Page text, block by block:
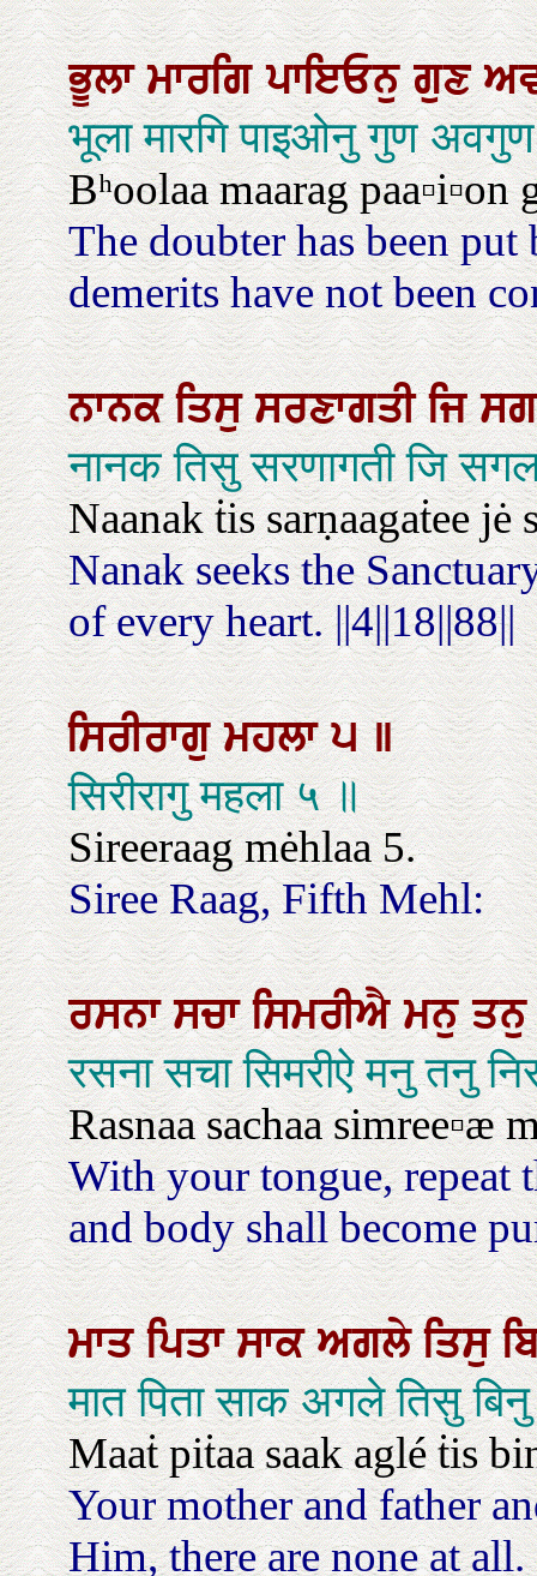
ਭੂਲਾਮਾਰਗਿਪਾਇਓਨੁਗੁਣ
भूला मारगि पाइओनु गुण अवगुण
Bʰoolaa maarag paa▫i▫on
The doubter has been
demerits have not been
ਨਾਨਕਤਿਸੁਸਰਣਾਗਤੀਜਿ
नानक तिसु सरणागती जि
Naanak ṫis sarṇaagaṫee jė
Nanak seeks the
of every heart. ||4||18||88||
ਸਿਰੀਰਾਗੁਮਹਲਾ੫॥
सिरीरागु महला ५ ॥
Sireeraag mėhlaa 5.
Siree Raag, Fifth Mehl:
ਰਸਨਾਸਚਾਸਿਮਰੀਐਮਨੁ
रसना सचा सिमरीऐ मनु तनु
Rasnaa sachaa simree▫æ
With your tongue, repeat
and body shall become
ਮਾਤਪਿਤਾਸਾਕਅਗਲੇਤਿਸੁ
मात पिता साक अगले तिसु
Maaṫ piṫaa saak aglé ṫis
Your mother and father
Him, there are none at all.